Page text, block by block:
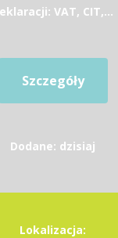
VAT, CIT,...
Szczegóły
Dodane: dzisiaj
Lokalizacja: